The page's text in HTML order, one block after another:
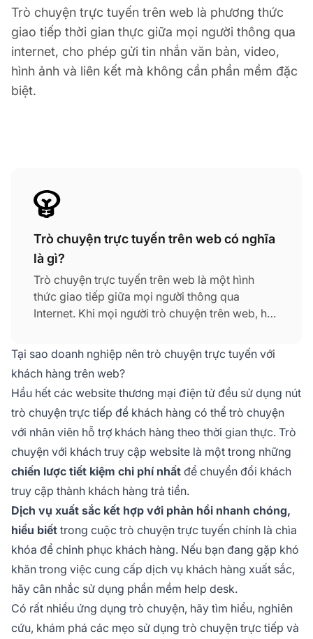
Trò chuyện trực tuyến trên web là phương thức
giao tiếp thời gian thực giữa mọi người thông qua
internet, cho phép gửi tin nhắn văn bản, video,
hình ảnh và liên kết mà không cần phần mềm đặc
biệt.
Trò chuyện trực tuyến trên web có nghĩa
là gì?
Trò chuyện trực tuyến trên web là một hình
thức giao tiếp giữa mọi người thông qua
Internet. Khi mọi người trò chuyện trên web, họ
hình ảnh và liên kết theo thời gian thực. Trong
hầu hết các trường hợp, trò chuyện trực tuyến
trên web không yêu cầu bất kỳ loại phần mềm
nào như ứng dụng trò chuyện—tất cả những gì
bạn cần là một trình duyệt web kết nối đến
phòng trò chuyện trên web.
Tại sao doanh nghiệp nên trò chuyện trực tuyến với
khách hàng trên web?
Hầu hết các website thương mại điện tử đều sử dụng nút
trò chuyện trực tiếp để khách hàng có thể trò chuyện
với nhân viên hỗ trợ khách hàng theo thời gian thực. Trò
chuyện với khách truy cập website là một trong những
chiến lược tiết kiệm chi phí nhất để chuyển đổi khách
truy cập thành khách hàng trả tiền.
Dịch vụ xuất sắc kết hợp với phản hồi nhanh chóng,
hiểu biết trong cuộc trò chuyện trực tuyến chính là chìa
khóa để chinh phục khách hàng. Nếu bạn đang gặp khó
khăn trong việc cung cấp dịch vụ khách hàng xuất sắc,
hãy cân nhắc sử dụng phần mềm help desk.
Có rất nhiều ứng dụng trò chuyện, hãy tìm hiểu, nghiên
cứu, khám phá các mẹo sử dụng trò chuyện trực tiếp và